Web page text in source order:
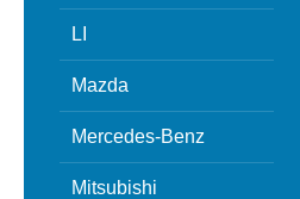
LI
Mazda
Mercedes-Benz
Mitsubishi